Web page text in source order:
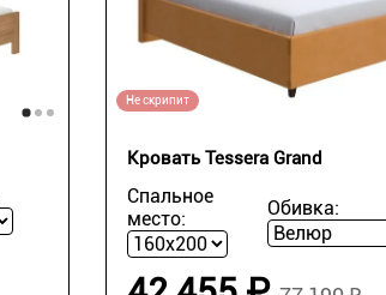
Не скрипит
Кровать Tessera Grand
Спальное
место:
Обивка: